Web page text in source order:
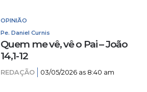
OPINIÃO
Pe. Daniel Curnis
Quem me vê, vê o Pai – João
14,1-12
REDAÇÃO 03/05/2026 as 8:40 am